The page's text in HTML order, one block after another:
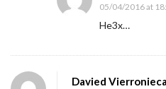
05/04/2016 at
He3x…
Davied Vierronieca